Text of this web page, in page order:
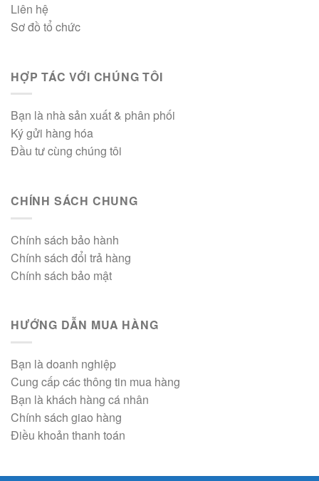
Liên hệ
Sơ đồ tổ chức
HỢP TÁC VỚI CHÚNG TÔI
Bạn là nhà sản xuất & phân phối
Ký gửi hàng hóa
Đầu tư cùng chúng tôi
CHÍNH SÁCH CHUNG
Chính sách bảo hành
Chính sách đổi trả hàng
Chính sách bảo mật
HƯỚNG DẪN MUA HÀNG
Bạn là doanh nghiệp
Cung cấp các thông tin mua hàng
Bạn là khách hàng cá nhân
Chính sách giao hàng
Điều khoản thanh toán